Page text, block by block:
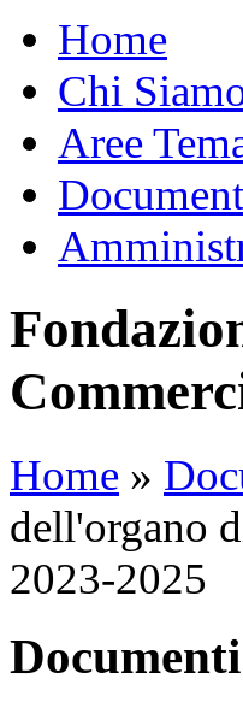
Home
Chi
Aree
Home »
dell'organo
2023-2025